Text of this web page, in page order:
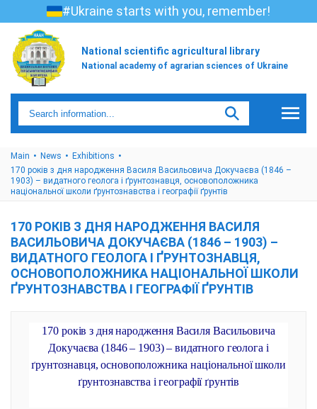
#Ukraine starts with you, remember!
National scientific agricultural library
National academy of agrarian sciences of Ukraine
Main News
Exhibitions
170 років з дня народження Василя Васильовича Докучаєва (1846 –
1903) – видатного геолога і ґрунтознавця, основоположника
національної школи ґрунтознавства і географії ґрунтів
170 РОКІВ З ДНЯ НАРОДЖЕННЯ ВАСИЛЯ
ВАСИЛЬОВИЧА ДОКУЧАЄВА (1846 – 1903) –
ВИДАТНОГО ГЕОЛОГА І ҐРУНТОЗНАВЦЯ,
ОСНОВОПОЛОЖНИКА НАЦІОНАЛЬНОЇ ШКОЛИ
ҐРУНТОЗНАВСТВА І ГЕОГРАФІЇ ҐРУНТІВ
170 років з дня народження Василя Васильовича
Докучаєва (1846 – 1903) – видатного геолога і
ґрунтознавця, основоположника національної школи
ґрунтознавства і географії ґрунтів